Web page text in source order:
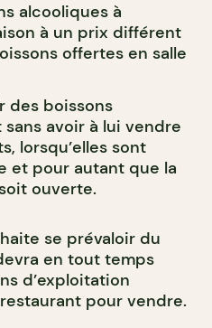
alcooliques à
à un prix différent
offertes en salle
des boissons
avoir à lui vendre
lorsqu’elles sont
et pour autant que la
ouverte.
se prévaloir du
en tout temps
d’exploitation
pour vendre.